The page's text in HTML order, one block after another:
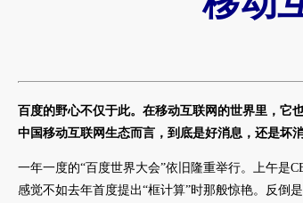
百度的野心不仅于此。在移动互联网的世界里，它
中国移动互联网生态而言，到底是好消息，还是坏
一年一度的“百度世界大会”依旧隆重举行。上午是
感觉不如去年首度提出“框计算”时那般惊艳。反倒